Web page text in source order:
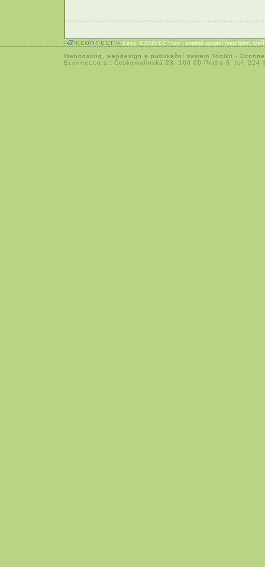
Easy CONNECTion - snadné spojení mezi lidmi,
Webhosting webdesign a publikační systém Toolkit -
Econnect,o.s.; Českomalínská 23; 160 00 Praha 6; tel: 224